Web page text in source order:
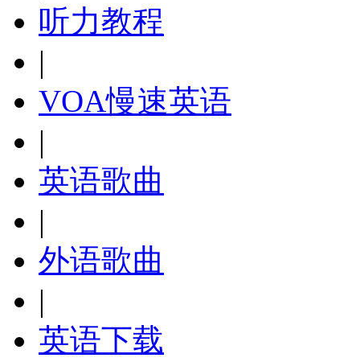
听力教程
|
VOA慢速英语
|
英语歌曲
|
外语歌曲
|
英语下载